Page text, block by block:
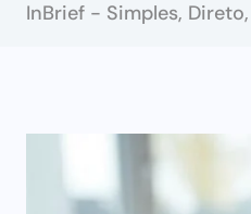
InBrief - Simples,